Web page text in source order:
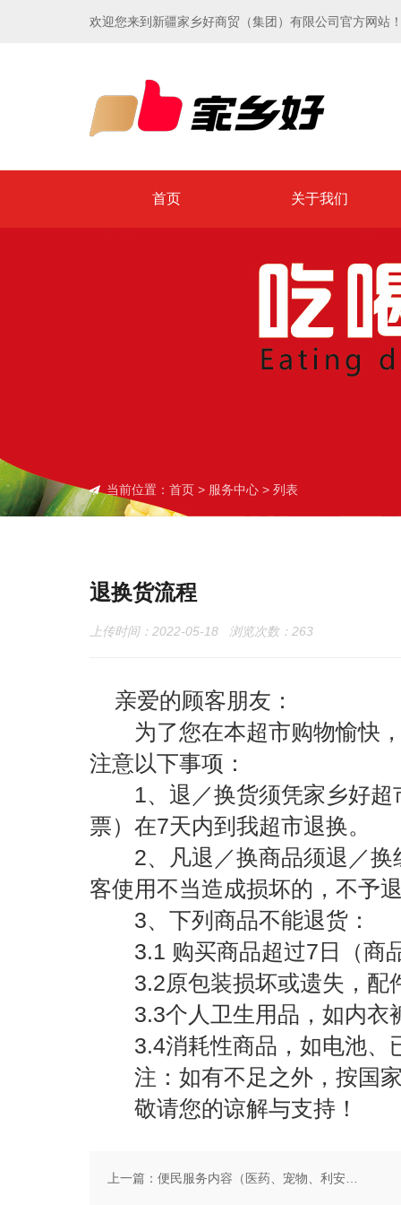
欢迎您来到新疆家乡好商贸（集团）有限公司官方网站
首页 关于我们
当前位置： 首页 > 服务中心 > 列表
退换货流程
上传时间：2022-05-18 浏览次数： 263
亲爱的顾客朋友：
为了您在本超市购物愉快，
注意以下事项：
1、退／换货须凭家乡好超
票）在7天内到我超市退换。
2、凡退／换商品须退／换
客使用不当造成损坏的，不予
3、下列商品不能退货：
3.1 购买商品超过7日（商
3.2原包装损坏或遗失，配
3.3个人卫生用品，如内衣
3.4消耗性商品，如电池、
注：如有不足之外，按国家
敬请您的谅解与支持！
上一篇： 便民服务内容（医药、宠物、利安社区、寄存）